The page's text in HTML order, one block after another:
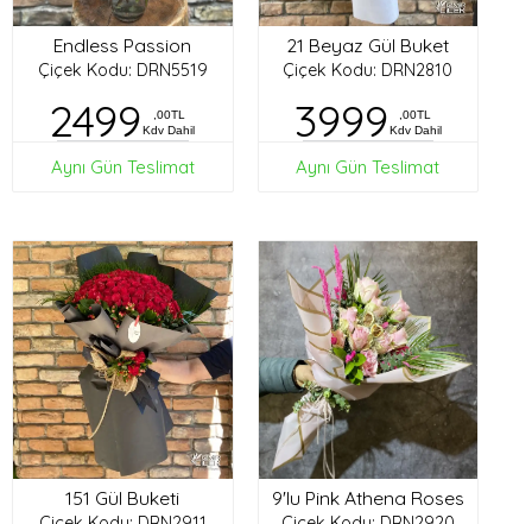
Endless Passion
Çiçek Kodu: DRN5519
2499
,00TL
Kdv Dahil
Aynı Gün Teslimat
21 Beyaz Gül Buket
Çiçek Kodu: DRN2810
3999
,00TL
Kdv Dahil
Aynı Gün Teslimat
151 Gül Buketi 9'lu Pink Athena Roses